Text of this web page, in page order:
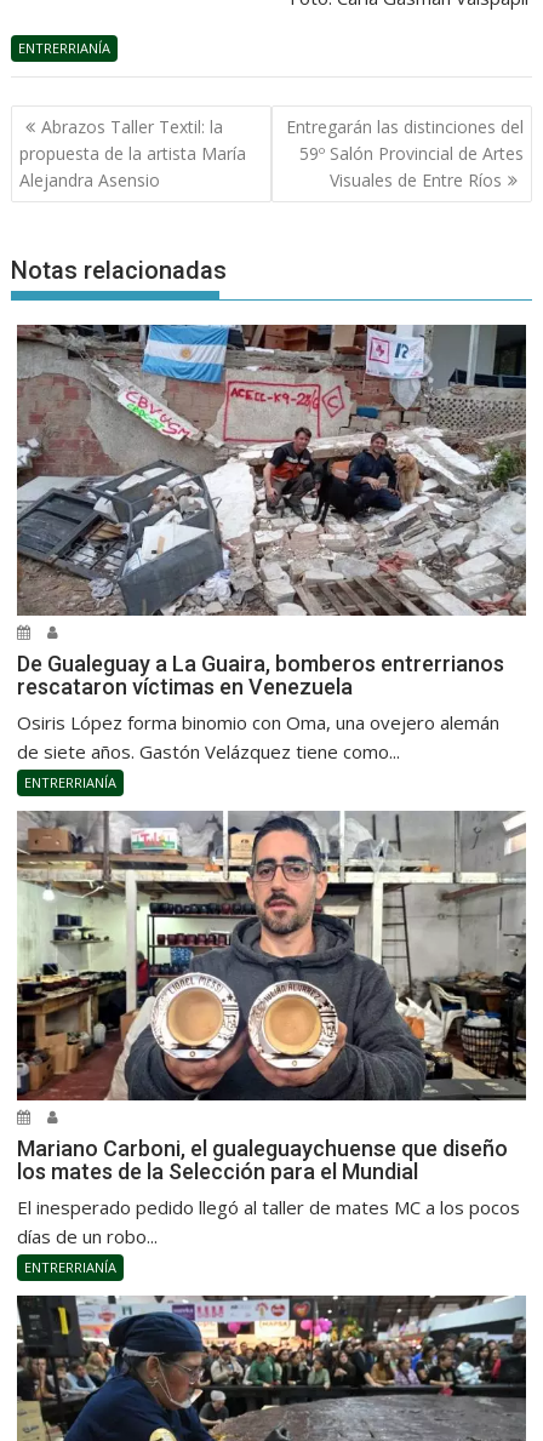
ENTRERRIANÍA
Navegación
de
entradas
Abrazos Taller Textil: la
propuesta de la artista María
Alejandra Asensio
Entregarán las distinciones del
59º Salón Provincial de Artes
Visuales de Entre Ríos
Notas relacionadas
De Gualeguay a La Guaira, bomberos entrerrianos
rescataron víctimas en Venezuela
Osiris López forma binomio con Oma, una ovejero alemán
de siete años. Gastón Velázquez tiene como...
ENTRERRIANÍA
Mariano Carboni, el gualeguaychuense que diseño
los mates de la Selección para el Mundial
El inesperado pedido llegó al taller de mates MC a los pocos
días de un robo...
ENTRERRIANÍA